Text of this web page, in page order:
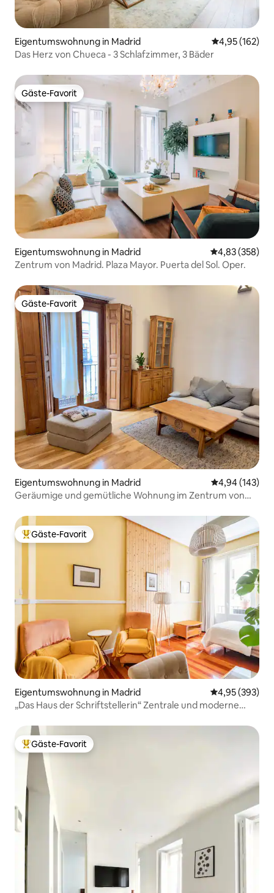
Eigentumswohnung in Madrid
4,95 (162)
Das Herz von Chueca - 3 Schlafzimmer, 3 Bäder
Gäste-Favorit
Gäste-Favorit
Eigentumswohnung in Madrid
4,83 (358)
Zentrum von Madrid. Plaza Mayor. Puerta del Sol. Oper.
Gäste-Favorit
Gäste-Favorit
Eigentumswohnung in Madrid
4,94 (143)
Geräumige und gemütliche Wohnung im Zentrum von
Beliebter Gäste-Favorit.
Gäste-Favorit
Eigentumswohnung in Madrid
4,95 (393)
„Das Haus der Schriftstellerin“ Zentrale und moderne
Beliebter Gäste-Favorit.
Gäste-Favorit